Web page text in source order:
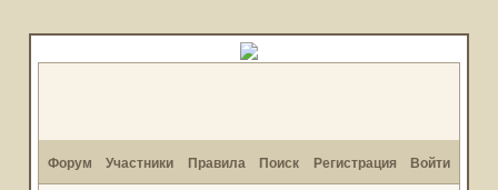
Форум Участники Правила Поиск Регистрация Войти